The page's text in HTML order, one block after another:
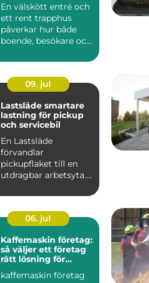
En välskött entré och
ett rent trapphus
påverkar hur både
boende, besökare och
...
09. jul
Lastsläde smartare
lastning för pickup
och servicebil
En Lastsläde
förvandlar
pickupflaket till en
utdragbar arbetsyta. I
på knän...
06. jul
Kaffemaskin företag:
så väljer ett företag
rätt lösning för
kaffemaskin företag